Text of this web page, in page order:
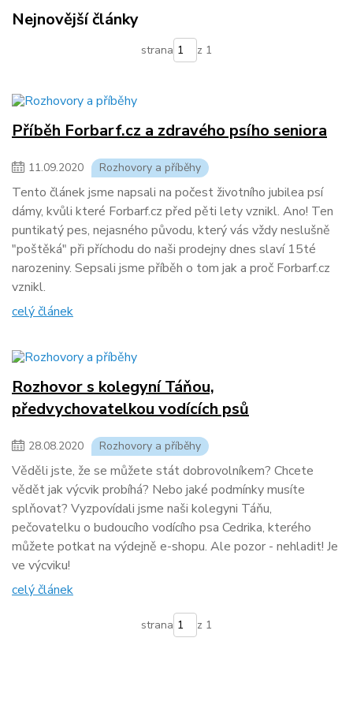
slepecký pes
předvychovatelství
kosti pro psy
obsah kostí v mase
CBD oleje
konopný olej
účinky CBD
kombinovaný barf
Mixed Feeding hybridní krmení
Nejnovější články
strana z 1
Příběh Forbarf.cz a zdravého psího seniora
11.09.2020 Rozhovory a příběhy
Tento článek jsme napsali na počest životního jubilea psí
dámy, kvůli které Forbarf.cz před pěti lety vznikl. Ano! Ten
puntikatý pes, nejasného původu, který vás vždy neslušně
"poštěká" při příchodu do naši prodejny dnes slaví 15té
narozeniny. Sepsali jsme příběh o tom jak a proč Forbarf.cz
vznikl.
celý článek
Rozhovor s kolegyní Táňou,
předvychovatelkou vodících psů
28.08.2020 Rozhovory a příběhy
Věděli jste, že se můžete stát dobrovolníkem? Chcete
vědět jak výcvik probíhá? Nebo jaké podmínky musíte
splňovat? Vyzpovídali jsme naši kolegyni Táňu,
pečovatelku o budoucího vodícího psa Cedrika, kterého
můžete potkat na výdejně e-shopu. Ale pozor - nehladit! Je
ve výcviku!
celý článek
strana z 1